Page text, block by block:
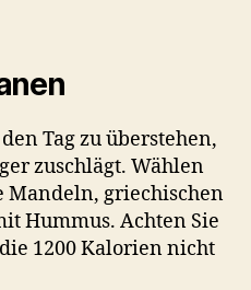
Tag zu überstehen,
zuschlägt. Wählen
Mandeln, griechischen
Hummus. Achten Sie
1200 Kalorien nicht